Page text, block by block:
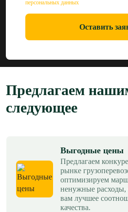
персональных данных
Оставить
Предлагаем
следующее
Выгодные цены
Предлагаем
рынке
оптимизируем
ненужные
вам лучшее
качества.